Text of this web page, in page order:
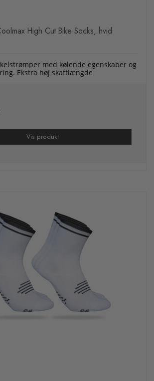
High Cut Bike Socks, hvid
med kølende egenskaber og
Ekstra høj skaftlængde
Vis produkt